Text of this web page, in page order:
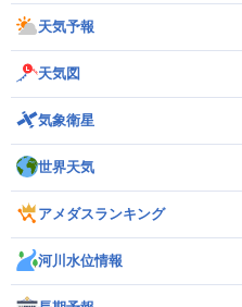
天気予報
天気図
気象衛星
世界天気
アメダスランキング
河川水位情報